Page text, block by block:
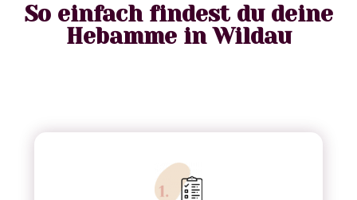
So einfach findest du deine
Hebamme in Wildau